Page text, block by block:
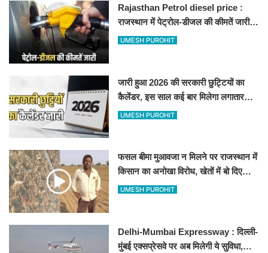
Rajasthan Petrol diesel price :
राजस्थान में पेट्रोल-डीजल की कीमतें जारी,
जानिए बीकानेर समेत पुरे प्रदेश में नए रेट
UMESH PUROHIT
जारी हुआ 2026 की सरकारी छुट्टियों का
कैलेंडर, इस साल कई बार मिलेगा लगातार
अवकाश, देखें
UMESH PUROHIT
फसल बीमा मुआवजा न मिलने पर राजस्थान में
किसान का अनोखा विरोध, खेतों में बो दिए
500-500 रुपए के नोट, वीडियो वायरल
UMESH PUROHIT
Delhi-Mumbai Expressway : दिल्ली-
मुंबई एक्सप्रेसवे पर अब मिलेगी ये सुविधा,